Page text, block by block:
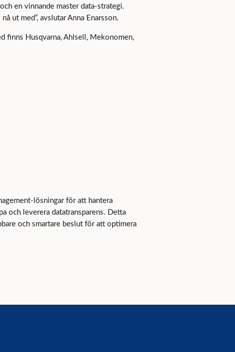
en vinnande master data-strategi.
ut med”, avslutar Anna Enarsson.
finns Husqvarna, Ahlsell, Mekonomen,
lösningar för att hantera
och leverera datatransparens. Detta
och smartare beslut för att optimera